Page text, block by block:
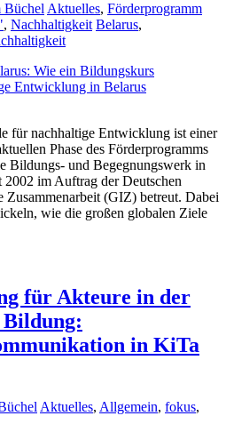
Büchel Aktuelles, Förderprogramm
, Nachhaltigkeit Belarus,
für nachhaltige Entwicklung ist einer
Phase des Förderprogramms
Bildungs- und Begegnungswerk in
im Auftrag der Deutschen
Zusammenarbeit (GIZ) betreut. Dabei
wie die großen globalen Ziele
für Akteure in der
in KiTa
Aktuelles, Allgemein, fokus,